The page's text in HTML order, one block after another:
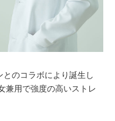
のコラボにより誕生し
兼用で強度の高いストレ